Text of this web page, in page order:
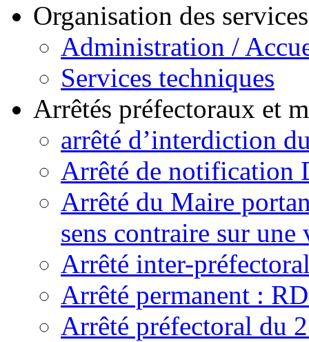
Organisation des
Administration /
Services techniques
Arrêtés préfectoraux et
arrêté d’interdiction
Arrêté de notification
Arrêté du Maire
sens contraire sur une
Arrêté inter-
Arrêté permanent :
Arrêté préfectoral du